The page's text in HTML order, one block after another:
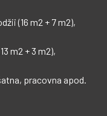
(16 m2 + 7 m2),
m2 + 3 m2),
pracovna apod.